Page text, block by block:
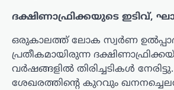
ദക്ഷിണാഫ്രിക്കയുടെ ഇടിവ്,
ഒരുകാലത്ത് ലോക സ്വർണ
പ്രതീകമായിരുന്ന
വർഷങ്ങളിൽ തിരിച്ചടികൾ
ശേഖരത്തിന്റെ കുറവും